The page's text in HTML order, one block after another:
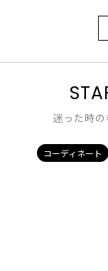
迷った時
コーディネート